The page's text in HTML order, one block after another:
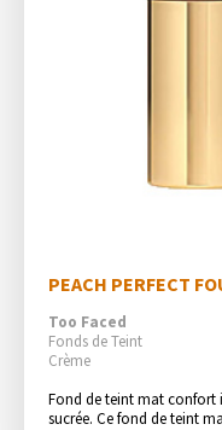
PEACH PERFECT
Too Faced
Fonds de Teint
Crème
Fond de teint mat confort
sucrée. Ce fond de teint